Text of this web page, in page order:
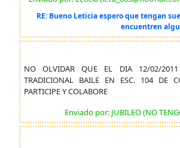
RE: Bueno Leticia espero que tengan
encuentren
NO OLVIDAR QUE EL DIA 12/02/
TRADICIONAL BAILE EN ESC. 104 DE
PARTICIPE Y COLABORE
Enviado por: JUBILEO (NO